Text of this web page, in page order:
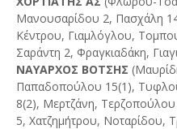
Μανουσαρίδου 2, Πασχάλη
Κέντρου, Γιαμλόγλου,
Σαράντη 2, Φραγκιαδάκη,
ΝΑΥΑΡΧΟΣ ΒΟΤΣΗΣ
Παπαδοπούλου 15(1),
8(2), Μερτζάνη,
5, Χατζημήτρου, Νοταρίδου,